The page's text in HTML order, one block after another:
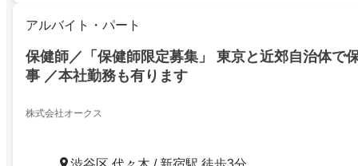
アルバイト・パート
保健師／「保健師限定募集」 東京と近郊自治体で
事 ／本社勤務も有ります
株式会社オークス